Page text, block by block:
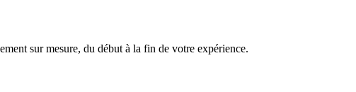
sur mesure, du début à la fin de votre expérience.